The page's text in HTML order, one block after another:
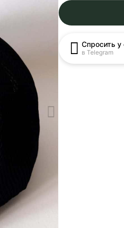
Спросить у
в Telegram